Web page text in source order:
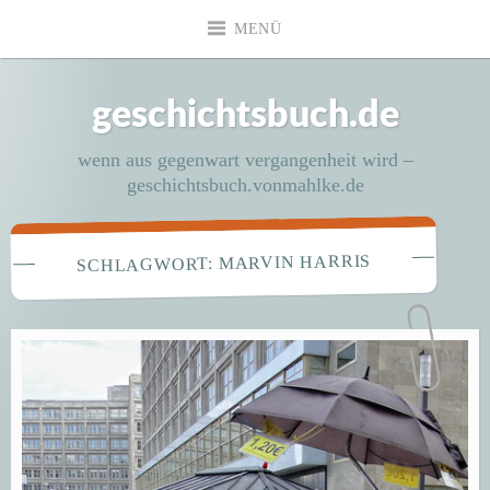
MENÜ
geschichtsbuch.de
wenn aus gegenwart vergangenheit wird –
geschichtsbuch.vonmahlke.de
SCHLAGWORT: MARVIN HARRIS